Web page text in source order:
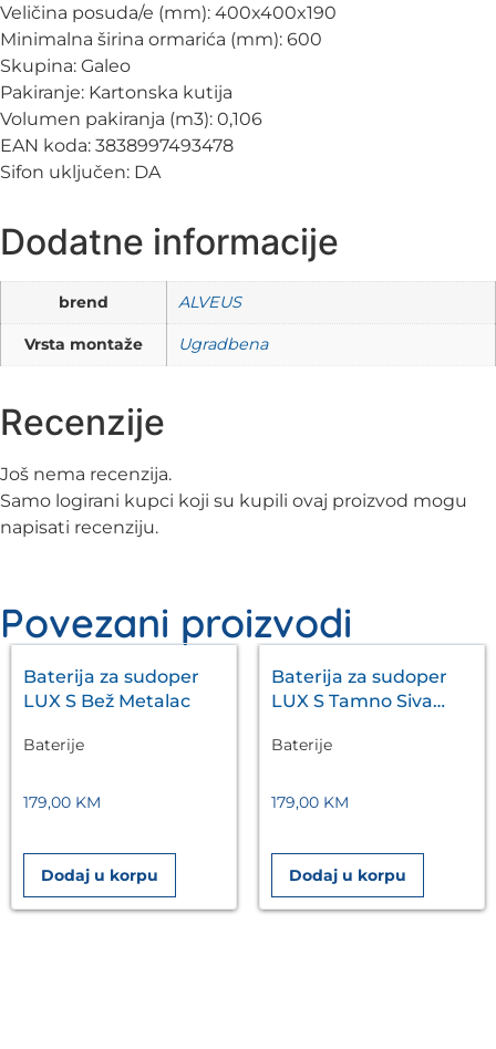
Veličina posuda/e (mm): 400x400x190
Minimalna širina ormarića (mm): 600
Skupina: Galeo
Pakiranje: Kartonska kutija
Volumen pakiranja (m3): 0,106
EAN koda: 3838997493478
Sifon uključen: DA
Dodatne informacije
brend ALVEUS
Vrsta montaže Ugradbena
Recenzije
Još nema recenzija.
Samo logirani kupci koji su kupili ovaj proizvod mogu
napisati recenziju.
Povezani proizvodi
Baterija za sudoper
LUX S Bež Metalac
Baterije
179,00 KM
Dodaj u korpu
Baterija za sudoper
LUX S Tamno Siva
Baterije
179,00 KM
Dodaj u korpu